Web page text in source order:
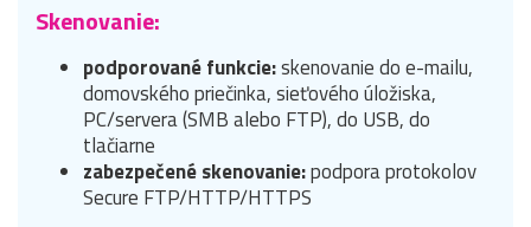
Skenovanie:
podporované funkcie:skenovanie do e-mailu,
domovského priečinka, sieťového úložiska,
PC/servera (SMB alebo FTP), do USB, do
tlačiarne
zabezpečené skenovanie:podpora protokolov
Secure FTP/HTTP/HTTPS